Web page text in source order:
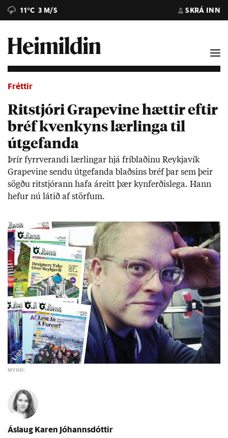
11°C 3 M/S SKRÁ INN
Fréttir
Ritstjóri Grapevine hættir eftir
bréf kvenkyns lærlinga til
útgefanda
Þrír fyrr­ver­andi lær­ling­ar hjá fríblað­inu Reykja­vík
Grapevine sendu út­gef­anda blaðs­ins bréf þar sem þeir
sögðu rit­stjór­ann hafa áreitt þær kyn­ferð­is­lega. Hann
hef­ur nú lát­ið af störf­um.
MYND:
Áslaug Karen Jóhannsdóttir